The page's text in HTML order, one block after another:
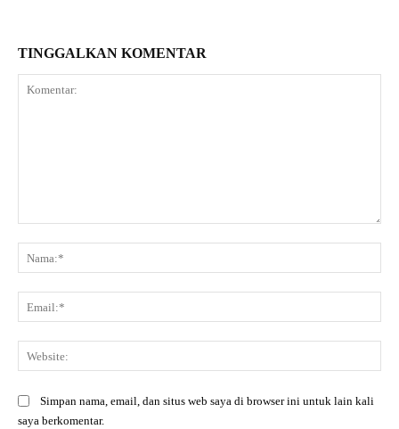
TINGGALKAN KOMENTAR
Simpan nama, email, dan situs web saya di browser ini untuk lain kali
saya berkomentar.